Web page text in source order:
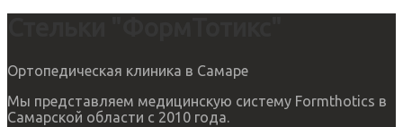
Ортопедическая клиника в Самаре
Мы представляем медицинскую систему Formthotics в
Самарской области с 2010 года.